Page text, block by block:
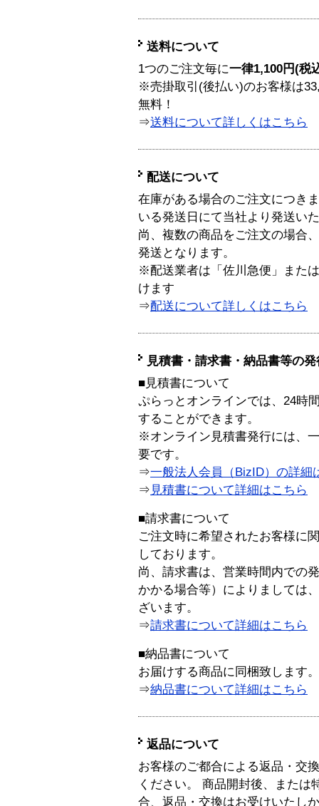
送料について
1つのご注文毎に一律1,100円(税
※売掛取引(後払い)のお客様は
無料！
⇒送料について詳しくはこちら
配送について
在庫がある場合のご注文につき
いる発送日にて当社より発送い
尚、複数の商品をご注文の場合
発送となります。
※配送業者は「佐川急便」また
けます
⇒配送について詳しくはこちら
見積書・請求書・納品書等の
■見積書について
ぷらっとオンラインでは、24時
することができます。
※オンライン見積書発行には、
要です。
⇒一般法人会員（BizID）の詳細
⇒ 見積書について詳細はこちら
■請求書について
ご注文時に希望されたお客様に
しております。
尚、請求書は、営業時間内での
かかる場合等）によりましては
ざいます。
⇒請求書について詳細はこちら
■納品書について
お届けする商品に同梱致します。
⇒納品書について詳細はこちら
返品について
お客様のご都合による返品・交
ください。 商品開封後、または
合、返品・交換はお受けいたし